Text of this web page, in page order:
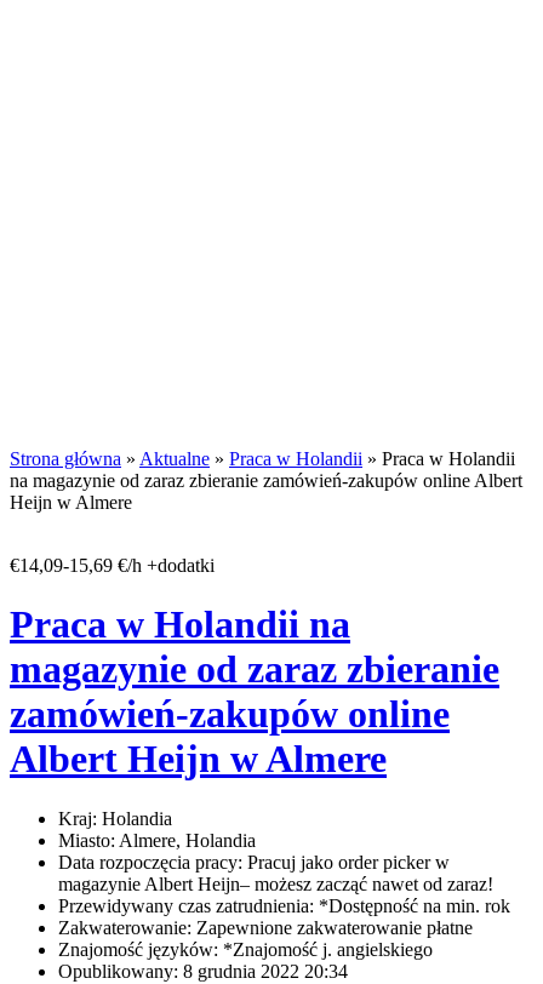
Strona główna » Aktualne » Praca w Holandii » Praca w Holandii
na magazynie od zaraz zbieranie zamówień-zakupów online Albert
Heijn w Almere
€14,09-15,69 €/h +dodatki
Praca w Holandii na
magazynie od zaraz zbieranie
zamówień-zakupów online
Albert Heijn w Almere
Kraj: Holandia
Miasto: Almere, Holandia
Data rozpoczęcia pracy: Pracuj jako order picker w
magazynie Albert Heijn– możesz zacząć nawet od zaraz!
Przewidywany czas zatrudnienia: *Dostępność na min. rok
Zakwaterowanie: Zapewnione zakwaterowanie płatne
Znajomość języków: *Znajomość j. angielskiego
Opublikowany: 8 grudnia 2022 20:34